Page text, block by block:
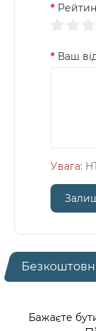
Ваш
Увага:
Бажаєте